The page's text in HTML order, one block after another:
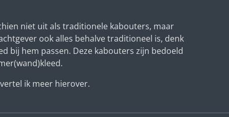
niet uit als traditionele kabouters, maar
ook alles behalve traditioneel is, denk
bij hem passen. Deze kabouters zijn bedoeld
ik meer hierover.